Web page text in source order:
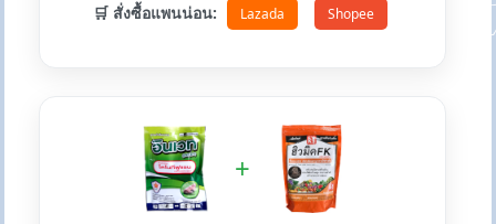
🛒 สั่งซื้อแพนน่อน: Lazada Shopee
+